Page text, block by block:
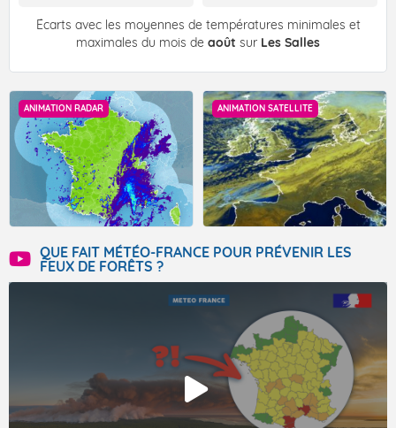
Écarts avec les moyennes de températures minimales et
maximales du mois de août sur Les Salles
ANIMATION RADAR ANIMATION SATELLITE
QUE FAIT MÉTÉO-FRANCE POUR PRÉVENIR LES
FEUX DE FORÊTS ?